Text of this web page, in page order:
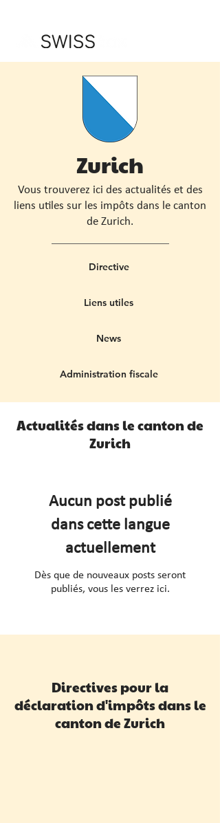
Zurich
Vous trouverez ici des actualités et des
liens utiles sur les impôts dans le canton
de Zurich.
Directive
Liens utiles
News
Administration fiscale
Actualités dans le canton de
Zurich
Aucun post publié
dans cette langue
actuellement
Dès que de nouveaux posts seront
publiés, vous les verrez ici.
Directives pour la
déclaration d'impôts dans le
canton de Zurich